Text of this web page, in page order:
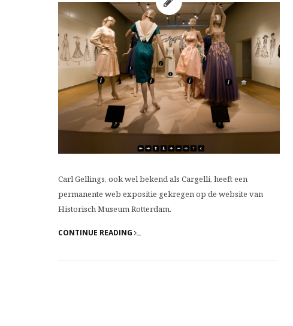
Carl Gellings, ook wel bekend als Cargelli, heeft een
permanente web expositie gekregen op de website van
Historisch Museum Rotterdam.
CONTINUE READING